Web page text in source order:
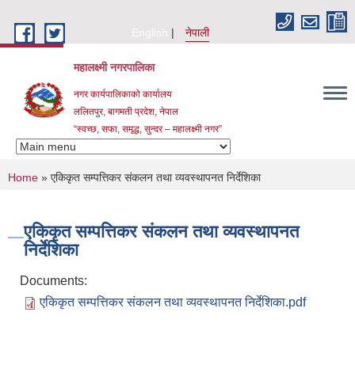
English
नेपाली
महालक्ष्मी नगरपालिका
नगर कार्यपालिकाको कार्यालय
ललितपुर, बागमती प्रदेश, नेपाल
“स्वच्छ, सफा, समृद्ध, सुन्दर – महालक्ष्मी नगर”
You are here
Home » एकिकृत सम्पत्तिकर संकलन तथा व्यवस्थापनत निर्देशिका
एकिकृत सम्पत्तिकर संकलन तथा व्यवस्थापनत
निर्देशिका
Documents:
एकिकृत सम्पत्तिकर संकलन तथा व्यवस्थापनत निर्देशिका.pdf